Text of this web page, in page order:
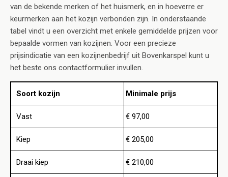
van de bekende merken of het huismerk, en in hoeverre er
keurmerken aan het kozijn verbonden zijn. In onderstaande
tabel vindt u een overzicht met enkele gemiddelde prijzen voor
bepaalde vormen van kozijnen. Voor een precieze
prijsindicatie van een kozijnenbedrijf uit Bovenkarspel kunt u
het beste ons contactformulier invullen.
Soort kozijn Minimale prijs
Vast € 97,00
Kiep € 205,00
Draai kiep € 210,00